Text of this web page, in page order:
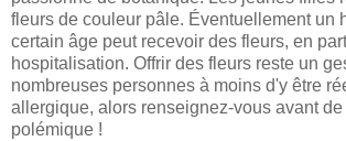
fleurs de couleur pâle. Éventuellement un
certain âge peut recevoir des fleurs, en
hospitalisation. Offrir des fleurs reste un
nombreuses personnes à moins d'y être
allergique, alors renseignez-vous avant
polémique !